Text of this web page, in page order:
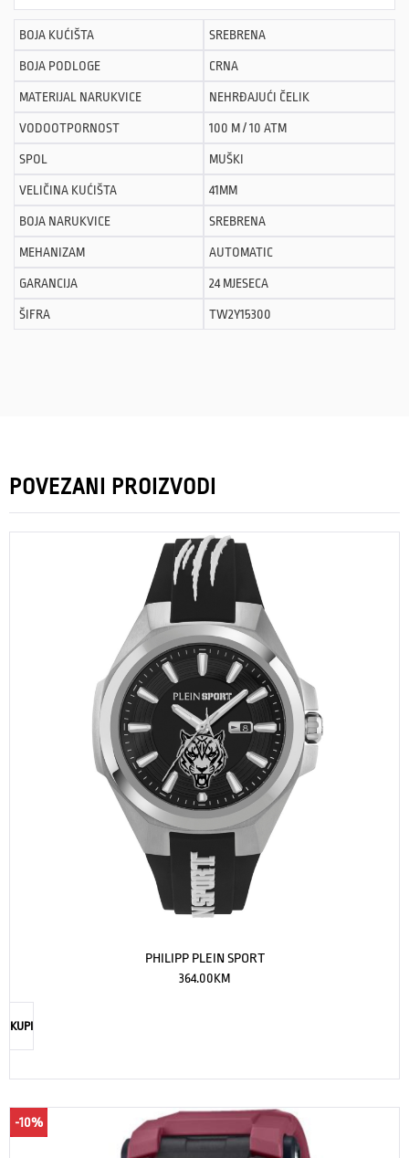
BOJA KUĆIŠTA SREBRENA
BOJA PODLOGE CRNA
MATERIJAL NARUKVICE NEHRĐAJUĆI ČELIK
VODOOTPORNOST 100 M / 10 ATM
SPOL MUŠKI
VELIČINA KUĆIŠTA 41MM
BOJA NARUKVICE SREBRENA
MEHANIZAM AUTOMATIC
GARANCIJA 24 MJESECA
ŠIFRA TW2Y15300
POVEZANI PROIZVODI
PHILIPP PLEIN SPORT
364.00KM
KUPI
-10%